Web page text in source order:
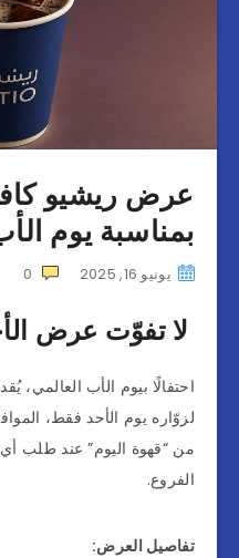
عرض ريشيو
بمناسبة يوم
يونيو 16, 2025 0
لا تفوّت عرض
احتفالًا بيوم الأب العالمي،
من “قهوة اليوم” عند طلب
الفروع.
تفاصيل العرض: